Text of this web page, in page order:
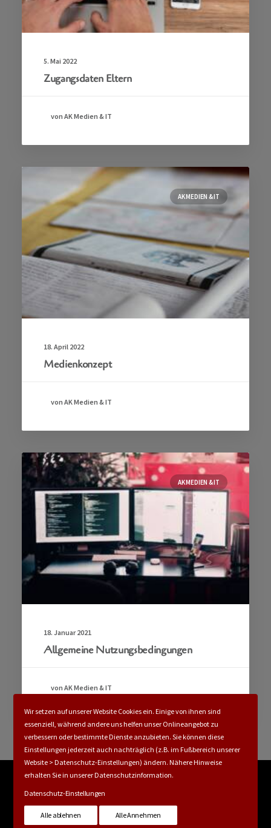
5. Mai 2022
Zugangsdaten Eltern
von AK Medien & IT
AK MEDIEN & IT
18. April 2022
Medienkonzept
von AK Medien & IT
AK MEDIEN & IT
18. Januar 2021
Allgemeine Nutzungsbedingungen
von AK Medien & IT
© 2026 Waldorfschule Erftstadt. Alle Rechte vorbehalten
Wir setzen auf unserer Website Cookies ein. Einige von ihnen sind
essenziell, während andere uns helfen unser Onlineangebot zu
verbessern oder bestimmte Dienste anzubieten. Sie können diese
Einstellungen jederzeit auch nachträglich (z.B. im Fußbereich unserer
Website > Datenschutz-Einstellungen) ändern. Nähere Hinweise
erhalten Sie in unserer Datenschutzinformation.
Datenschutz-Einstellungen
Alle ablehnen Alle Annehmen